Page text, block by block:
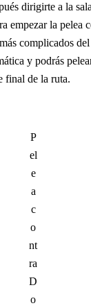
dirigirte a la
empezar la pelea
complicados
y podrás
final de la ruta.
P
el
e
a
c
o
nt
ra
D
o